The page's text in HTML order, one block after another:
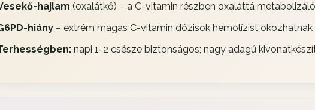
hajlam (oxalátkő) – a C-vitamin részben oxaláttá
hiány– extrém magas C-vitamin dózisok hemolízist
napi 1-2 csésze biztonságos; nagy adagú